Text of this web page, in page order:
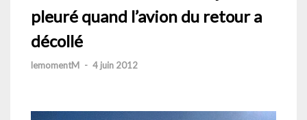
pleuré quand l’avion du retour a
décollé
lemomentM - 4 juin 2012